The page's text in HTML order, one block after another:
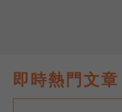
即時熱門文章